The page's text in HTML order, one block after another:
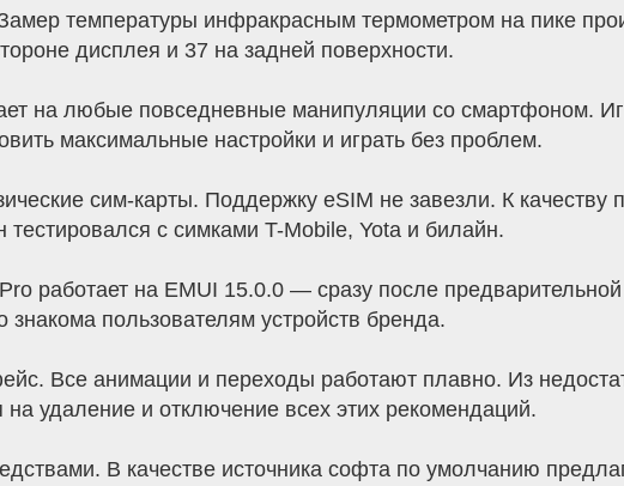
температуры инфракрасным термометром на пике
дисплея и 37 на задней поверхности.
на любые повседневные манипуляции со смартфоном.
максимальные настройки и играть без проблем.
сим-карты. Поддержку eSIM не завезли. К качеству
с симками T-Mobile, Yota и билайн.
работает на EMUI 15.0.0 — сразу после
пользователям устройств бренда.
Все анимации и переходы работают плавно. Из
удаление и отключение всех этих рекомендаций.
В качестве источника софта по умолчанию